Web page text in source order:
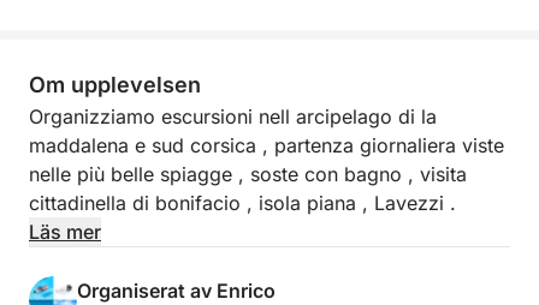
Om upplevelsen
Organizziamo escursioni nell arcipelago di la
maddalena e sud corsica , partenza giornaliera viste
nelle più belle spiagge , soste con bagno , visita
cittadinella di bonifacio , isola piana , Lavezzi .
Läs mer
Organiserat av Enrico